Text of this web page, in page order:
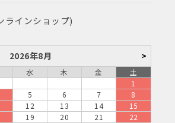
ラインショップ)
2026年8月 >
水 木 金
土
1
5 6 7
8
12 13 14
15
19 20 21
22